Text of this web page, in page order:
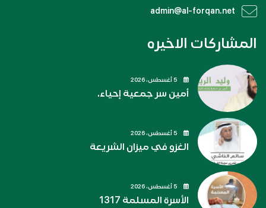
admin@al-forqan.net
المشاركات الاخيره
أمين سر جمعية إحياء.
الغزو في ميزان الشريعة
الأسرة المسلمة 1317